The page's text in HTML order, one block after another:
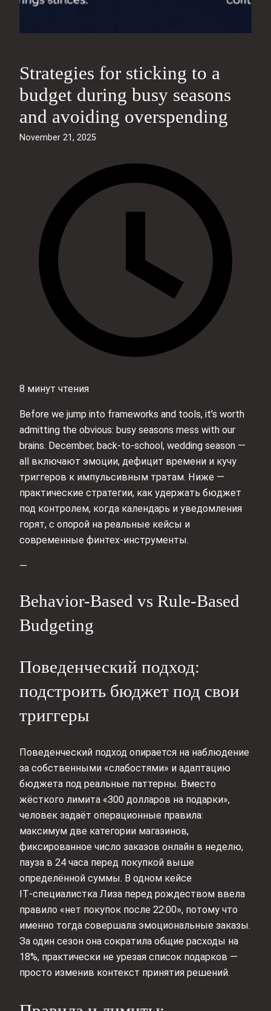
Strategies for sticking to a
budget during busy seasons
and avoiding overspending
November 21, 2025
8 минут чтения
Before we jump into frameworks and tools, it’s worth
admitting the obvious: busy seasons mess with our
brains. December, back‑to‑school, wedding season —
all включают эмоции, дефицит времени и кучу
триггеров к импульсивным тратам. Ниже —
практические стратегии, как удержать бюджет
под контролем, когда календарь и уведомления
горят, с опорой на реальные кейсы и
современные финтех‑инструменты.
—
Behavior-Based vs Rule-Based
Budgeting
Поведенческий подход:
подстроить бюджет под свои
триггеры
Поведенческий подход опирается на наблюдение
за собственными «слабостями» и адаптацию
бюджета под реальные паттерны. Вместо
жёсткого лимита «300 долларов на подарки»,
человек задаёт операционные правила:
максимум две категории магазинов,
фиксированное число заказов онлайн в неделю,
пауза в 24 часа перед покупкой выше
определённой суммы. В одном кейсе
IT‑специалистка Лиза перед рождеством ввела
правило «нет покупок после 22:00», потому что
именно тогда совершала эмоциональные заказы.
За один сезон она сократила общие расходы на
18%, практически не урезая список подарков —
просто изменив контекст принятия решений.